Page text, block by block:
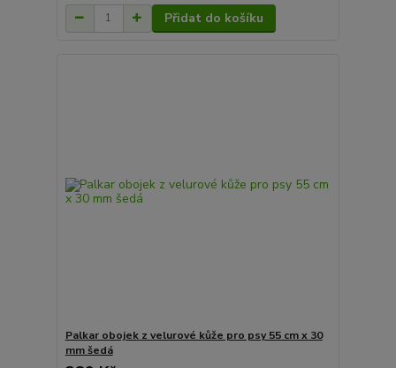
Přidat do košíku
Palkar obojek z velurové kůže pro psy 55 cm x 30
mm šedá